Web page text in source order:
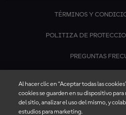
TÉRMINOS Y
POLITIZA DE
PREGUNTAS
Al hacer clic en “Aceptar todas las
cookies se guarden en su dispositivo
del sitio, analizar el uso del mismo, y
estudios para marketing.